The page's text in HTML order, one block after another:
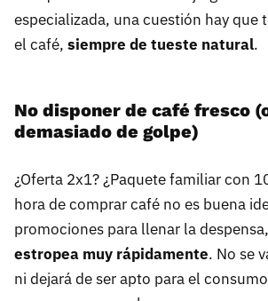
especializada, una cuestión hay que
el café, siempre de tueste natural.
No disponer de café fresco
demasiado de golpe)
¿Oferta 2x1? ¿Paquete familiar con
hora de comprar café no es buena
promociones para llenar la
estropea muy rápidamente. No se
ni dejará de ser apto para el